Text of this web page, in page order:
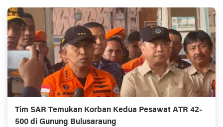
Tim SAR Temukan Korban Kedua Pesawat ATR 42-
500 di Gunung Bulusaraung